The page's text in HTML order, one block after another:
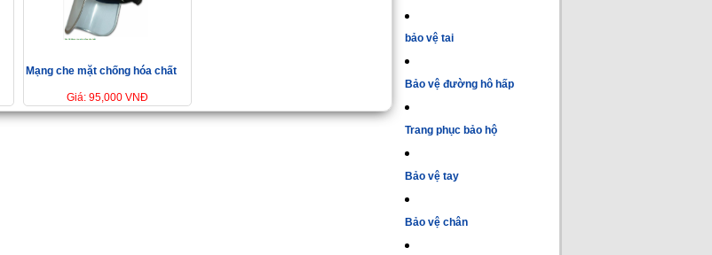
Mạng che mặt chống hóa chất
Giá: 95,000 VNĐ
bảo vệ tai
Bảo vệ đường hô hấp
Trang phục bảo hộ
Bảo vệ tay
Bảo vệ chân